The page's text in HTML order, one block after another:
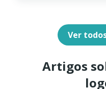
Ver
Artigos